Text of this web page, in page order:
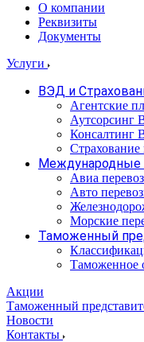
О компании
Реквизиты
Документы
Услуги
ВЭД и
Агентские
Аутсорсинг
Консалтинг
Страхование
Международные
Авиа
Авто
Морские
Таможенный
Таможенное
Акции
Таможенный
Новости
Контакты